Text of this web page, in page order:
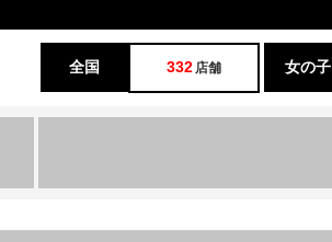
全国 332 店舗 女の子